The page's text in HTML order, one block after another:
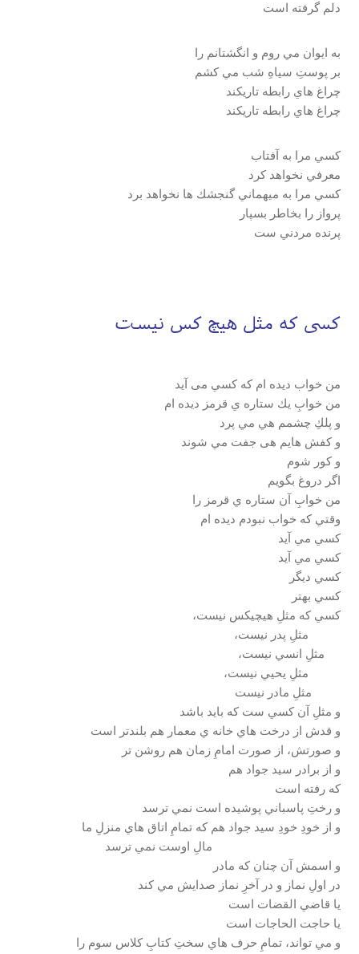
دلم گرفته است
به ايوان مي روم و انگشتانم را
بر پوستِ سياهِ شب مي كشم
چراغ هاي رابطه تاريكند
چراغ هاي رابطه تاريكند
كسي مرا به آفتاب
معرفي نخواهد كرد
كسي مرا به ميهماني گنجشك ها نخواهد برد
پرواز را بخاطر بسپار
پرنده مردني ست
كسی كه مثل هيچ كس نيست
من خواب ديده ام كه كسي می آيد
من خوابِ يك ستاره ي قرمز ديده ام
و پلكِ چشمم هي مي پرد
و كفش هايم هی جفت مي شوند
و كور شوم
اگر دروغ بگويم
من خوابِ آن ستاره ي قرمز را
وقتي كه خواب نبودم ديده ام
كسي مي آيد
كسي مي آيد
كسي ديگر
كسي بهتر
كسي كه مثلِ هيچيكس نيست،
مثلِ پدر نيست،
مثلِ انسي نيست،
مثلِ يحيي نيست،
مثلِ مادر نيست
و مثلِ آن كسي ست كه بايد باشد
و قدش از درخت هاي خانه ي معمار هم بلندتر است
و صورتش، از صورت امامِ زمان هم روشن تر
و از برادر سيد جواد هم
كه رفته است
و رختِ پاسباني پوشيده است نمي ترسد
و از خودِ خودِ سيد جواد هم كه تمامِ اتاق هاي منزلِ ما
مالِ اوست نمي ترسد
و اسمش آن چنان كه مادر
در اولِ نماز و در آخرِ نماز صدايش مي كند
يا قاضي القضات است
يا حاجت الحاجات است
و مي تواند، تمامِ حرف هاي سختِ كتابِ كلاس سوم را